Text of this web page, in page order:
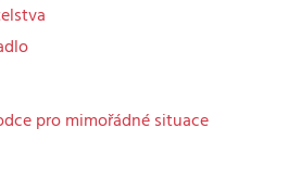
pro mimořádné situace